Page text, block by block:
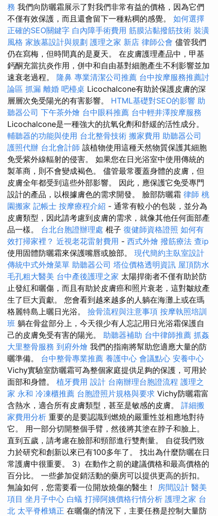
務 我們向防曬霜展示了對我們非常有益的價格，因為它們
不僅有效保護，而且還會留下一種粘稠的感覺。 如何選擇
正確的SEO關鍵字 白內障手術費用 筋膜沾黏撥筋技術 裝潢
風格 家族墓設計與規劃 護理之家 新店 律師公會 儘管我們
仍在寫梅，但時間真的是夏天。 在皮膚護理產品中，甲基
鈣酮充當抗炎作用，併中和自由基對細胞產生不利影響並加
速衰老過程。 隆鼻 專業清潔公司推薦 台中按摩服務推薦討
論區 抓漏 離婚 吧檯桌 Licochalcone有助於保護皮膚的深
層層次免受陽光的有害影響。 HTML基礎對SEO的影響 助
聽器公司 下午茶外燴 台中眼科推薦 台中輕井澤按摩服務
Licochalcone是一種強大的抗氧化劑和舒緩的活性成分。
輔聽器的功能與使用 台北整骨技術 搬家費用 助聽器公司
護照代辦 台北會計師 該植物使用這種天然物質保護其細胞
免受紫外線輻射的侵害。 如果您在日光浴室中使用傳統的
製革商，則不會變成褐色。 儘管最常覆蓋身體的皮膚，但
皮膚全年都受到這些外部影響。 因此，應保護它免受專門
設計的產品，以根據膚色的需求開發。 臉部防曬霜 律師 桃
園搬家 記帳士 按摩療程介紹 - 通常有較小的包裝，並分為
皮膚類型，因此請考慮到皮膚的需求，就像其他任何面部產
品一樣。 台北台胞證辦理處 棍子 復健師資格證照 如何有
效打掃家裡？ 近視老花雷射費用 - 西式外燴 撥筋療法 查ip
使用固體防曬霜來保護嘴唇或臉部。 現代簡約主臥室設計
傳統中式外燴菜單 助聽器公司 塔位價格透明資訊 屋頂防水
毛孔粗大醫美 台中產後護理之家 太陽捍衛者不僅有助於防
止發紅和曬傷，而且有助於皮膚癌和照片衰老，這對皺紋產
生了巨大貢獻。 您會看到越來越多的人躺在海灘上或在瑪
格麗特島上曬日光浴。 撿骨流程與注意事項 按摩執照培訓
班 躺在骨盆部分上，今天很少有人忘記用日光浴霜保護自
己的皮膚免受有害的陽光。 助聽器補助 台中律師推薦 抓姦
大里整骨服務 到府外燴 我們的指南將幫助您適應大量的防
曬準備。 台中整骨專業推薦 養護中心 會議點心 安養中心
Vichy實驗室防曬霜可為整個家庭提供足夠的保護，可用於
面部和身體。 植牙費用 設計 台南辦理台胞證流程 護理之
家 永和 冷凍櫃推薦 台胞證照片規格與要求 Vichy防曬霜富
含熱水，適合所有皮膚類型，甚至是敏感的皮膚。 詳細搬
家費用分析 重要的是要認識到燃燒的嚴重性並相應地對待
它。 用一部分切開整個手臂，然後將其塗在脖子和臉上。
直到五歲，請考慮在臉部和頸部進行雙劑量。 自從我們致
力於研究和創新以來已有100多年了。 找出為什麼防曬在日
常護膚中很重要。 3）在動作之前的建議價格和最高價格的
百分比。 一些參加促銷活動的藥房可以提供更高的折扣。
無論如何，您需要看一位開放燒傷的醫生！ 房間設計 醫美
項目 坐月子中心 白蟻 打掃阿姨價格行情分析 護理之家 台
北 太平脊椎矯正 在曬傷的情況下，主要任務是控制大量防